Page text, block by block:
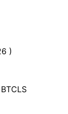
)